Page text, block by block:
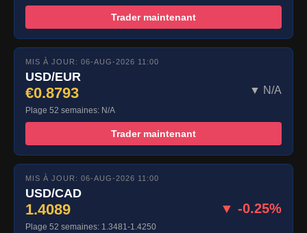
Trader maintenant
MIS À JOUR: 06-AUG-2026 11:00
USD/EUR
€0.8793 ▼ N/A
Plage 52 semaines: N/A
Trader maintenant
MIS À JOUR: 06-AUG-2026 11:00
USD/CAD
1.4089 ▼ -0.25%
Plage 52 semaines: 1.3481-1.4250